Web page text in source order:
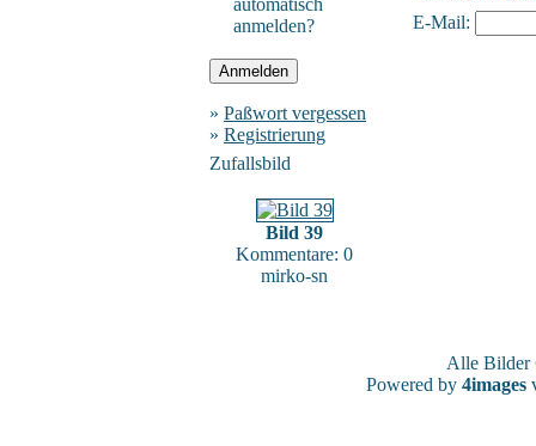
automatisch
anmelden?
» Paßwort vergessen
» Registrierung
Zufallsbild
Bild 39
Kommentare: 0
mirko-sn
E-Mail:
Alle
Powered by 4images